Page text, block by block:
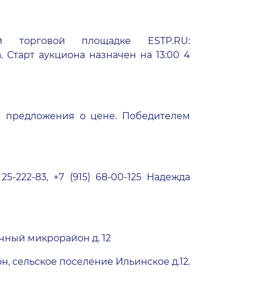
площадке ESTP.RU:
аукциона назначен на 13:00 4
о цене. Победителем
83, +7 (915) 68-00-125 Надежда
микрорайон д. 12
сельское поселение Ильинское д.12.